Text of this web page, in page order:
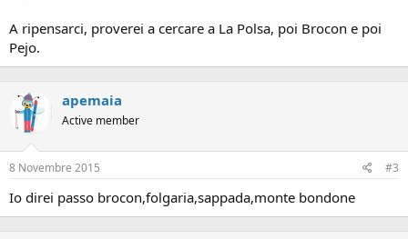
A ripensarci, proverei a cercare a La Polsa, poi Brocon e poi
Pejo.
apemaia
Active member
8 Novembre 2015 #3
Io direi passo brocon,folgaria,sappada,monte bondone